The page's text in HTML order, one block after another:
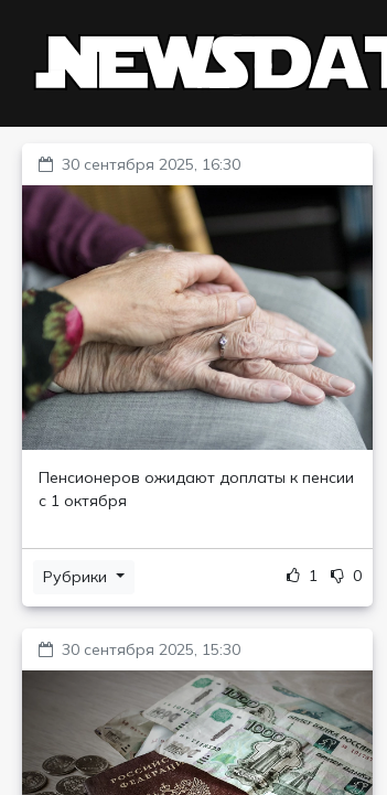
30 сентября 2025, 16:30
Пенсионеров ожидают доплаты к пенсии
с 1 октября
Рубрики 1 0
30 сентября 2025, 15:30